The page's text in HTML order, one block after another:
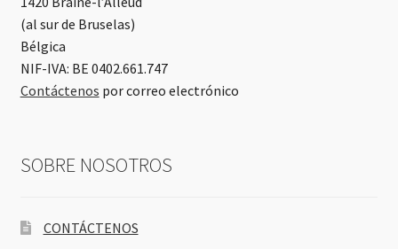
(al sur de Bruselas)
Bélgica
NIF-IVA: BE 0402.661.747
Contáctenos por correo electrónico
SOBRE NOSOTROS
CONTÁCTENOS